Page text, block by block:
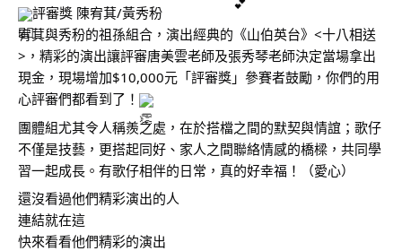
評審獎 陳宥萁/黃秀秎
宥萁與秀秎的祖孫組合，演出經典的《山伯英台》<十八相送
>，精彩的演出讓評審唐美雲老師及張秀琴老師決定當場拿出
現金，現場增加$10,000元「評審獎」參賽者鼓勵，你們的用
心評審們都看到了！
團體組尤其令人稱羨之處，在於搭檔之間的默契與情誼；歌仔
不僅是技藝，更搭起同好、家人之間聯絡情感的橋樑，共同學
習一起成長。有歌仔相伴的日常，真的好幸福！（愛心）
還沒看過他們精彩演出的人
連結就在這
快來看看他們精彩的演出